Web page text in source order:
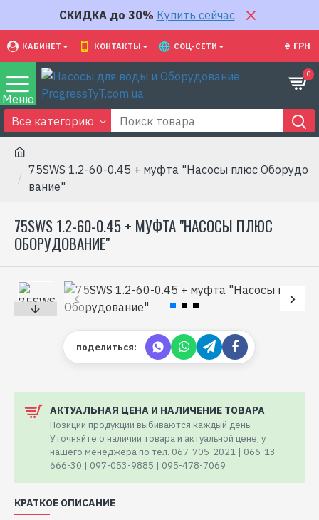
СКИДКА до 30% Купить сейчас
КАБИНЕТ КОНТАКТЫ СОЦ-СЕТИ ₴ ГРН
0
Все категорию
75SWS 1.2-60-0.45 + муфта "Насосы плюс Оборудо
вание"
75SWS 1.2-60-0.45 + МУФТА "НАСОСЫ ПЛЮС
ОБОРУДОВАНИЕ"
поделиться:
АКТУАЛЬНАЯ ЦЕНА И НАЛИЧЕНИЕ ТОВАРА
Позиции продукции выбиваются каждый день.
Уточняйте о наличии товара и актуальной цене, у
нашего менеджера по тел. 067-705-2021 | 066-13-
666-30 | 097-053-9885 | 095-478-7069
КРАТКОЕ ОПИСАНИЕ